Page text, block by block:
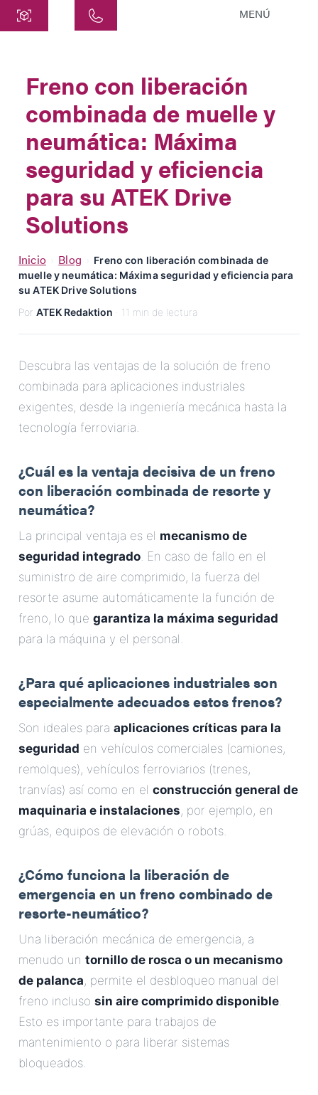
Siemensstraße 47
25462 Rellingen
info@atek.de
+49 4101 7953-0
Abrir Chat
Nombre
Nombre de la Empresa
Correo Electrónico
Dirección
Mensaje
Enviar Mensaje
MENÚ
Freno con liberación
combinada de muelle y
neumática: Máxima
seguridad y eficiencia
para su ATEK Drive
Solutions
Inicio Blog
Freno con liberación combinada de
muelle y neumática: Máxima seguridad y eficiencia para
su ATEK Drive Solutions
Por ATEK Redaktion · 11 min de lectura
Descubra las ventajas de la solución de freno
combinada para aplicaciones industriales
exigentes, desde la ingeniería mecánica hasta la
tecnología ferroviaria.
¿Cuál es la ventaja decisiva de un freno
con liberación combinada de resorte y
neumática?
La principal ventaja es el mecanismo de
seguridad integrado. En caso de fallo en el
suministro de aire comprimido, la fuerza del
resorte asume automáticamente la función de
freno, lo que garantiza la máxima seguridad
para la máquina y el personal.
¿Para qué aplicaciones industriales son
especialmente adecuados estos frenos?
Son ideales para aplicaciones críticas para la
seguridad en vehículos comerciales (camiones,
remolques), vehículos ferroviarios (trenes,
tranvías) así como en el construcción general de
maquinaria e instalaciones, por ejemplo, en
grúas, equipos de elevación o robots.
¿Cómo funciona la liberación de
emergencia en un freno combinado de
resorte-neumático?
Una liberación mecánica de emergencia, a
menudo un tornillo de rosca o un mecanismo
de palanca, permite el desbloqueo manual del
freno incluso sin aire comprimido disponible.
Esto es importante para trabajos de
mantenimiento o para liberar sistemas
bloqueados.